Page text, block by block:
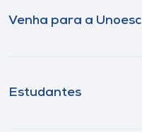
Venha para a Unoesc
Estudantes